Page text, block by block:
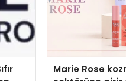
Marie Rose